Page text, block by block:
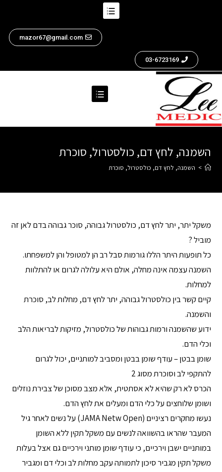
mazor67@gmail.com
03-6723169
השמנה, לחץ דם, כולסטרול, סוכרת
> השמנה, לחץ דם, כולסטרול, סוכרת
משקל יתר, יתר לחץ דם, כולסטרול גבוהה, סוכר גבוהה בדם לאן זה
מוביל ?
כל תופעות היתר הללו גורמות סבל רב הן למטופל והן למשפחתו.
השמנה עצמה אינה מחלה, אולם היא עלולה לגרום או להתלוות
למחלות.
קיים קשר בין כולסטרול גבוהה, יתר לחץ דם, מחלות לב, סוכרת
והשמנה.
ידוע שהשמנה ורמות גבוהות של כולסטרול, מזיקות לבריאות הלב
וכלי הדם.
שומן בבטן – עודף שומן בבטן ומסביב למותניים, יכול לגרום
להתקפי לב וסוכרת מסוג 2
הכרס לא רק שהיא לא אסתטית, אלא מצב מסוכן של צבירת נוזלים
ושומן שלוחצים על כלי הדם ומעלים את לחץ הדם.
נעשו מחקרים רציניים (JAMA Netw Open) על נשים לאחר גיל
המעבר שהראו בהשוואה לנשים עם משקל תקין ללא השומן
במותניים ישבן וירכיים, כי עודף שומן מותני וירכיים גם אצל בעלות
משקל תקין מגביר סיכון לתמותה עקב מחלות לב וכלי דם ומגביר